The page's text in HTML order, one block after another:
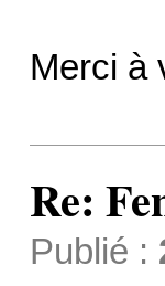
Merci à
Re:
Publié :